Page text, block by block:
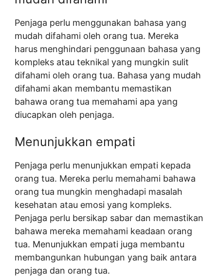
Penjaga perlu menggunakan bahasa yang
mudah difahami oleh orang tua. Mereka
harus menghindari penggunaan bahasa yang
kompleks atau teknikal yang mungkin sulit
difahami oleh orang tua. Bahasa yang mudah
difahami akan membantu memastikan
bahawa orang tua memahami apa yang
diucapkan oleh penjaga.
Menunjukkan empati
Penjaga perlu menunjukkan empati kepada
orang tua. Mereka perlu memahami bahawa
orang tua mungkin menghadapi masalah
kesehatan atau emosi yang kompleks.
Penjaga perlu bersikap sabar dan memastikan
bahawa mereka memahami keadaan orang
tua. Menunjukkan empati juga membantu
membangunkan hubungan yang baik antara
penjaga dan orang tua.